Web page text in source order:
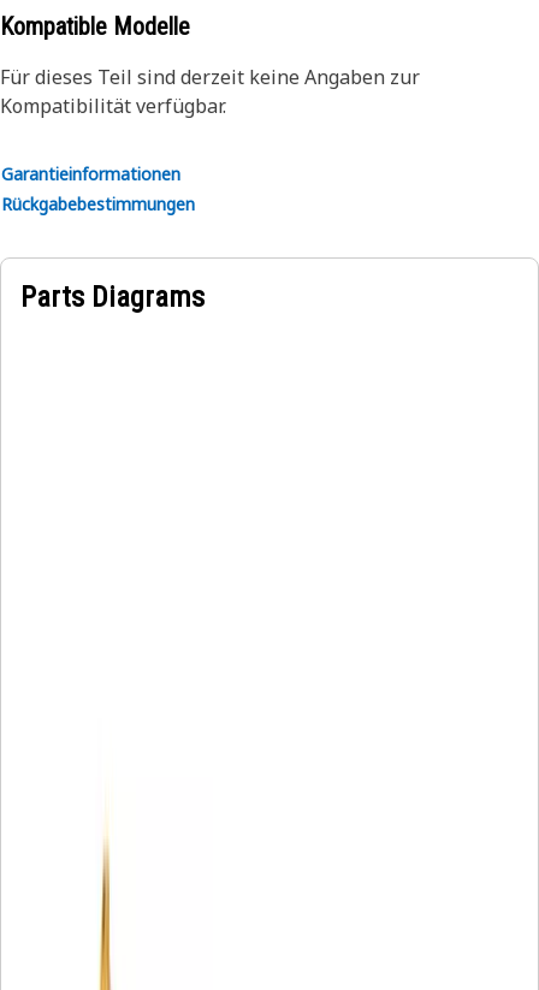
Kompatible Modelle
Für dieses Teil sind derzeit keine Angaben zur
Kompatibilität verfügbar.
Garantieinformationen
Rückgabebestimmungen
Parts Diagrams